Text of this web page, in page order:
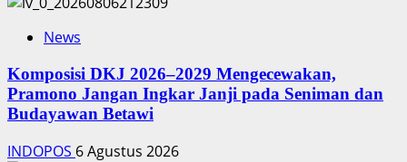
News
Komposisi DKJ 2026–2029 Mengecewakan,
Pramono Jangan Ingkar Janji pada Seniman dan
Budayawan Betawi
INDOPOS 6 Agustus 2026